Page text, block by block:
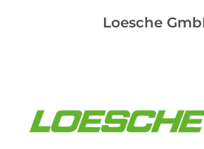
Loesche